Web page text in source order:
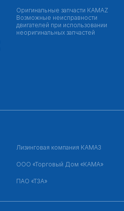
Оригинальные запчасти КAMAZ
Возможные неисправности
двигателей при использовании
неоригинальных запчастей
Лизинговая компания КАМАЗ
ООО «Торговый Дом «КАМА»
ПАО «ТЗА»